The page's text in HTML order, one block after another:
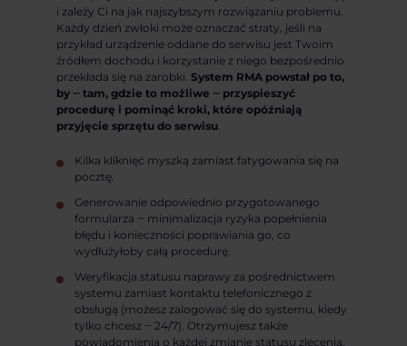
i zależy Ci na jak najszybszym rozwiązaniu problemu.
Każdy dzień zwłoki może oznaczać straty, jeśli na
przykład urządzenie oddane do serwisu jest Twoim
źródłem dochodu i korzystanie z niego bezpośrednio
przekłada się na zarobki.System RMA powstał po to,
by ‒ tam, gdzie to możliwe ‒ przyspieszyć
procedurę i pominąć kroki, które opóźniają
przyjęcie sprzętu do serwisu.
Kilka kliknięć myszką zamiast fatygowania się na
pocztę.
Generowanie odpowiednio przygotowanego
formularza ‒ minimalizacja ryzyka popełnienia
błędu i konieczności poprawiania go, co
wydłużyłoby całą procedurę.
Weryfikacja statusu naprawy za pośrednictwem
systemu zamiast kontaktu telefonicznego z
obsługą (możesz zalogować się do systemu, kiedy
tylko chcesz ‒ 24/7). Otrzymujesz także
powiadomienia o każdej zmianie statusu zlecenia.